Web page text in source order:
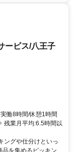
ービス/八王子
働8時間/休憩1時間
残業月平均:6.5時間以
ングや仕分けといっ
を集めるピッキン